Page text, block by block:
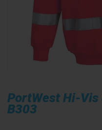
PortWest Hi-Vis
B303